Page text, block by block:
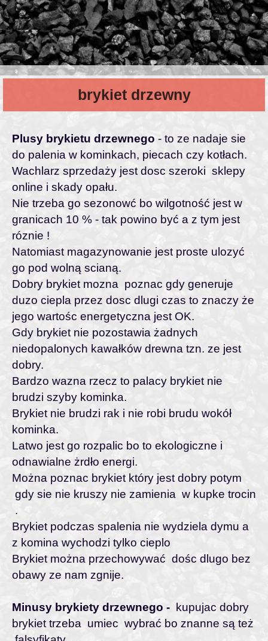
brykiet drzewny
Plusy brykietu drzewnego - to ze nadaje sie
do palenia w kominkach, piecach czy kotłach.
Wachlarz sprzedaży jest dosc szeroki sklepy
online i skady opału.
Nie trzeba go sezonowć bo wilgotność jest w
granicach 10 % - tak powino być a z tym jest
róznie !
Natomiast magazynowanie jest proste ulozyć
go pod wolną scianą.
Dobry brykiet mozna poznac gdy generuje
duzo ciepla przez dosc dlugi czas to znaczy że
jego wartośc energetyczna jest OK.
Gdy brykiet nie pozostawia żadnych
niedopalonych kawałków drewna tzn. ze jest
dobry.
Bardzo wazna rzecz to palacy brykiet nie
brudzi szyby kominka.
Brykiet nie brudzi rak i nie robi brudu wokół
kominka.
Latwo jest go rozpalic bo to ekologiczne i
odnawialne żrdło energi.
Można poznac brykiet który jest dobry potym
gdy sie nie kruszy nie zamienia w kupke trocin
.
Brykiet podczas spalenia nie wydziela dymu a
z komina wychodzi tylko cieplo
Brykiet można przechowywać dośc dlugo bez
obawy ze nam zgnije.
Minusy brykiety drzewnego - kupujac dobry
brykiet trzeba umiec wybrać bo znanne są też